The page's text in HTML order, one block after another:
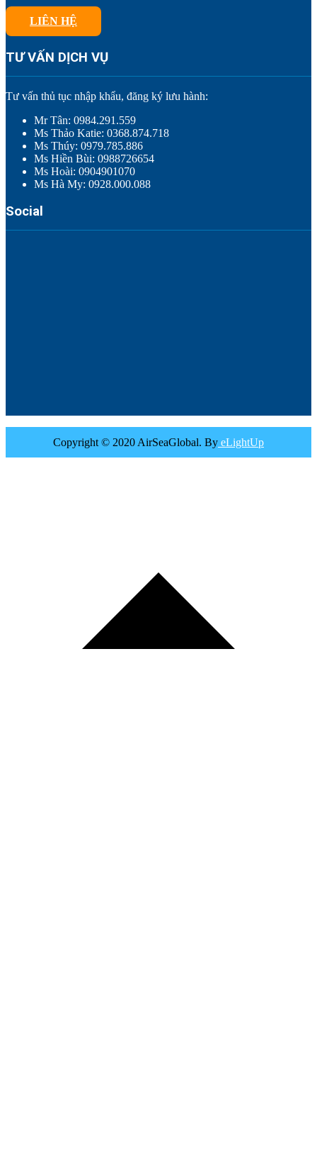
LIÊN HỆ
TƯ VẤN DỊCH VỤ
Tư vấn thủ tục nhập khẩu, đăng ký lưu hành:
Mr Tân: 0984.291.559
Ms Thảo Katie: 0368.874.718
Ms Thúy: 0979.785.886
Ms Hiền Bùi: 0988726654
Ms Hoài: 0904901070
Ms Hà My: 0928.000.088
Social
Copyright © 2020 AirSeaGlobal. By eLightUp